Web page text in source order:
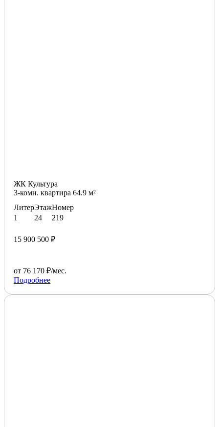
ЖК Культура
3-комн. квартира 64.9 м²
Литер
1
Этаж
24
Номер
219
15 900 500 ₽
от 76 170 ₽/мес.
Подробнее